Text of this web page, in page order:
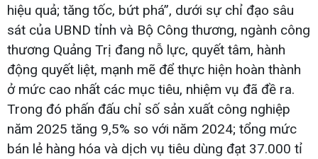
hiệu quả; tăng tốc, bứt phá”, dưới sự chỉ đạo sâu
sát của UBND tỉnh và Bộ Công thương, ngành công
thương Quảng Trị đang nỗ lực, quyết tâm, hành
động quyết liệt, mạnh mẽ để thực hiện hoàn thành
ở mức cao nhất các mục tiêu, nhiệm vụ đã đề ra.
Trong đó phấn đấu chỉ số sản xuất công nghiệp
năm 2025 tăng 9,5% so với năm 2024; tổng mức
bán lẻ hàng hóa và dịch vụ tiêu dùng đạt 37.000 tỉ